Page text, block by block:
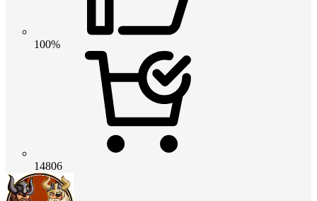
100%
14806